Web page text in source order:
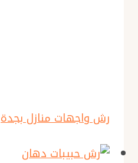
رش واجهات منازل بجدة